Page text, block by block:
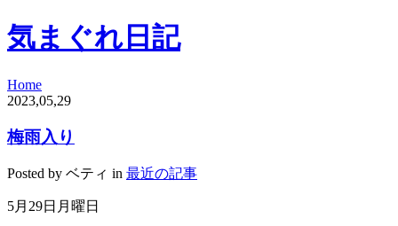
気まぐれ日記
Home
2023,05,29
梅雨入り
Posted by ベティ in 最近の記事
5月 29日月曜日